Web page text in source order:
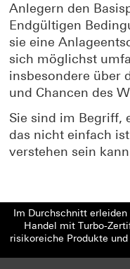
Anlegern den
Endgültigen
sie eine
sich möglichst
insbesondere über
und Chancen des
Sie sind im Begriff,
das nicht einfach
verstehen sein
Im Durchschnitt
Handel mit Turbo-
risikoreiche Produkte